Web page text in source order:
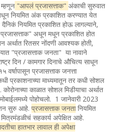
"आपलं प्रजासत्ताक" अंकाची सुरुवात
नियमित अंक प्रकाशित करण्यात येत
दैनिकं नियमित प्रकाशित होऊ लागल्याने,
अधून मधून प्रकाशित होत
अर्थात रितसर नोंदणी आवश्यक होती,
"प्रजासत्ताक जनता" या नावाने
दिन / कामगार दिनाचे औचित्य साधून
वर्षापासून प्रजासत्ताक जनत्ता
प्रकाशनाच्या माध्यमातून तर कधी सोशल
काळात सोशल मिडीयाचा अर्थात
पोहोचलो. 1 जानेवारी 2023
सुरु आहे. प्रजासत्ताक जनतानियमित
मित्रमंडळीचं सहकार्य अपेक्षित आहे.
हातभार लावाल ही अपेक्षा